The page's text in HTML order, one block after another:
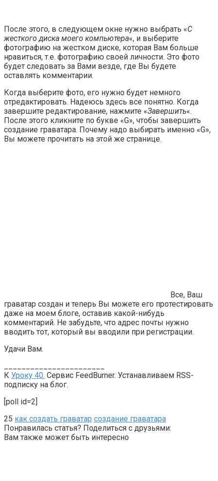
После этого, в следующем окне нужно выбрать «С
жесткого диска моего компьютера«, и выберите
фотографию на жестком диске, которая Вам больше
нравиться, т.е. фотографию своей личности. Это фото
будет следовать за Вами везде, где Вы будете
оставлять комментарии.
Когда выберите фото, его нужно будет немного
отредактировать. Надеюсь здесь все понятно. Когда
завершите редактирование, нажмите «Завершить«.
После этого кликните по букве «G», чтобы завершить
создание граватара. Почему надо выбирать именно «G»,
Вы можете прочитать на этой же странице.
Все, Ваш
граватар создан и теперь Вы можете его протестировать
даже на моем блоге, оставив какой-нибудь
комментарий. Не забудьте, что адрес почты нужно
вводить тот, который вы вводили при регистрации.
Удачи Вам.
К Уроку 40. Сервис FeedBurner. Устанавливаем RSS-
подписку на блог.
[poll id=2]
25 как создать граватар создание граватара
Понравилась статья? Поделиться с друзьями:
Вам также может быть интересно